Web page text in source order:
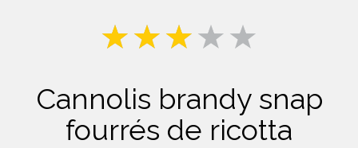
Cannolis brandy snap
fourrés de ricotta